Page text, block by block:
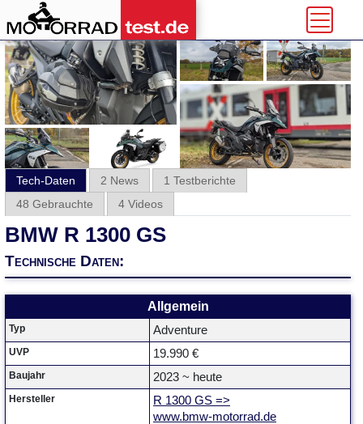
Tech-Daten 2 News
1 Testberichte
48 Gebrauchte
4 Videos
BMW R 1300 GS
Technische Daten:
Allgemein
Typ Adventure
UVP 19.990 €
Baujahr 2023 ~ heute
Hersteller
R 1300 GS =>
www.bmw-motorrad.de